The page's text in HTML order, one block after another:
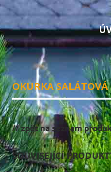
OKURKA SALÁTOVÁ
// zpět na seznam
SOUVISEJÍCÍ